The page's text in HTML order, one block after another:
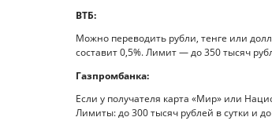
ВТБ:
Можно переводить рубли, тенге или
составит 0,5%. Лимит — до 350 тысяч
Газпромбанка:
Если у получателя карта «Мир» или
Лимиты: до 300 тысяч рублей в сутки и